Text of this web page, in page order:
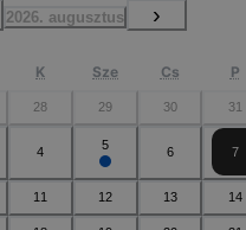
2026. augusztus ›
K Sze Cs P
28 29 30 31
4 5 6 7
11 12 13 14